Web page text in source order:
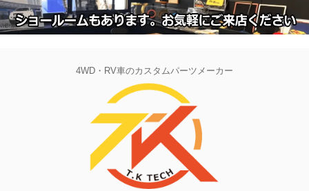
4WD・RV車のカスタムパーツメーカー